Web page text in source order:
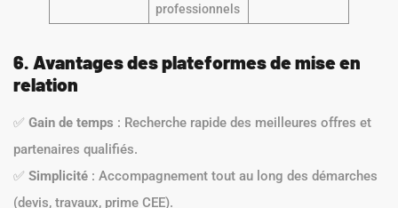
professionnels
6. Avantages des plateformes de mise en
relation
✅ Gain de temps : Recherche rapide des meilleures offres et
partenaires qualifiés.
✅ Simplicité : Accompagnement tout au long des démarches
(devis, travaux, prime CEE).